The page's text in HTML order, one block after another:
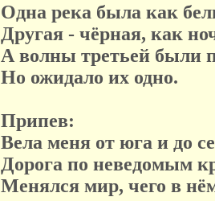
Одна река была как
Другая - чёрная, как
А волны третьей были
Но ожидало их одно.
Припев:
Вела меня от юга и до
Дорога по неведомым
Менялся мир, чего в